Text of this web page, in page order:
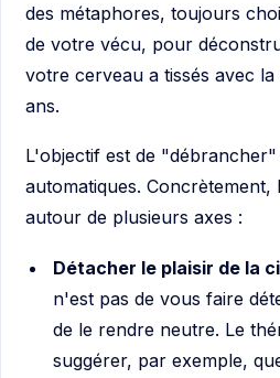
des métaphores, toujours
de votre vécu, pour
votre cerveau a tissés avec
ans.
L'objectif est de
automatiques.
autour de plusieurs axes :
Détacher le plaisir de la
n'est pas de vous faire
de le rendre neutre. Le
suggérer, par exemple,